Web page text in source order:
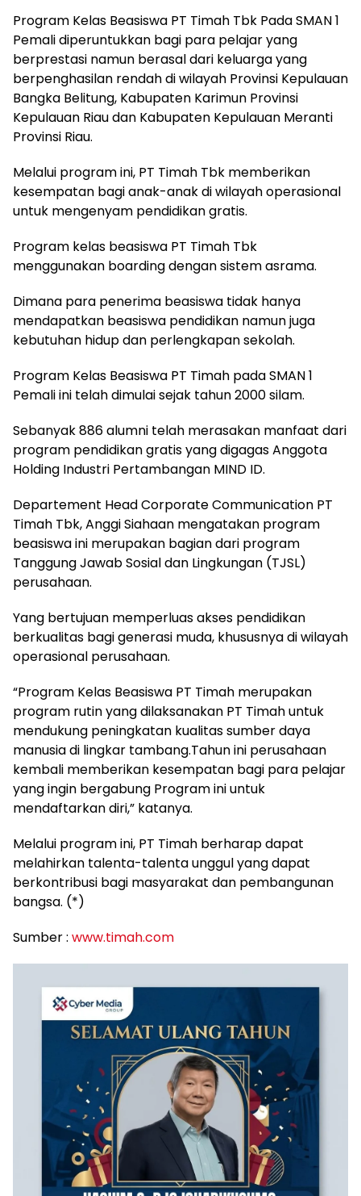
Program Kelas Beasiswa PT Timah Tbk Pada SMAN 1
Pemali diperuntukkan bagi para pelajar yang
berprestasi namun berasal dari keluarga yang
berpenghasilan rendah di wilayah Provinsi Kepulauan
Bangka Belitung, Kabupaten Karimun Provinsi
Kepulauan Riau dan Kabupaten Kepulauan Meranti
Provinsi Riau.
Melalui program ini, PT Timah Tbk memberikan
kesempatan bagi anak-anak di wilayah operasional
untuk mengenyam pendidikan gratis.
Program kelas beasiswa PT Timah Tbk
menggunakan boarding dengan sistem asrama.
Dimana para penerima beasiswa tidak hanya
mendapatkan beasiswa pendidikan namun juga
kebutuhan hidup dan perlengkapan sekolah.
Program Kelas Beasiswa PT Timah pada SMAN 1
Pemali ini telah dimulai sejak tahun 2000 silam.
Sebanyak 886 alumni telah merasakan manfaat dari
program pendidikan gratis yang digagas Anggota
Holding Industri Pertambangan MIND ID.
Departement Head Corporate Communication PT
Timah Tbk, Anggi Siahaan mengatakan program
beasiswa ini merupakan bagian dari program
Tanggung Jawab Sosial dan Lingkungan (TJSL)
perusahaan.
Yang bertujuan memperluas akses pendidikan
berkualitas bagi generasi muda, khususnya di wilayah
operasional perusahaan.
“Program Kelas Beasiswa PT Timah merupakan
program rutin yang dilaksanakan PT Timah untuk
mendukung peningkatan kualitas sumber daya
manusia di lingkar tambang.Tahun ini perusahaan
kembali memberikan kesempatan bagi para pelajar
yang ingin bergabung Program ini untuk
mendaftarkan diri,” katanya.
Melalui program ini, PT Timah berharap dapat
melahirkan talenta-talenta unggul yang dapat
berkontribusi bagi masyarakat dan pembangunan
bangsa. (*)
Sumber : www.timah.com